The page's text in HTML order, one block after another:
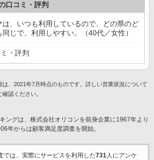
口コミ・評判
は、いつも利用しているので、どの県のど
じで、利用しやすい。（40代／女性）
・評判
、2021年7月時点のものです。詳しい営業状況について
認ください。
ングは、株式会社オリコンを前身企業に1967年より
年からは顧客満足度調査を開始。
では、実際にサービスを利用した731人にアンケ